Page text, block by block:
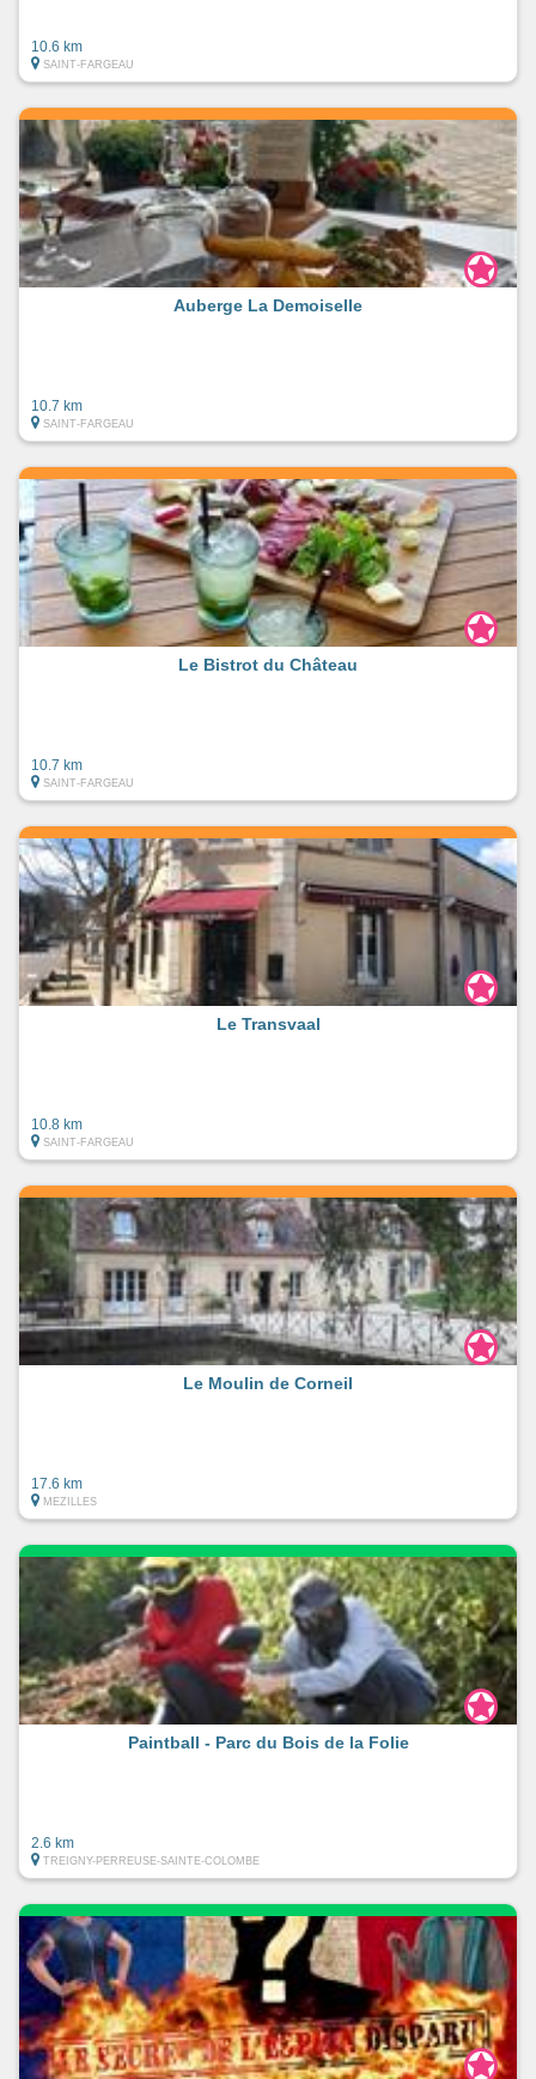
10.6 km
SAINT-FARGEAU
Auberge La Demoiselle
10.7 km
SAINT-FARGEAU
Le Bistrot du Château
10.7 km
SAINT-FARGEAU
Le Transvaal
10.8 km
SAINT-FARGEAU
Le Moulin de Corneil
17.6 km
MEZILLES
Paintball - Parc du Bois de la Folie
2.6 km
TREIGNY-PERREUSE-SAINTE-COLOMBE